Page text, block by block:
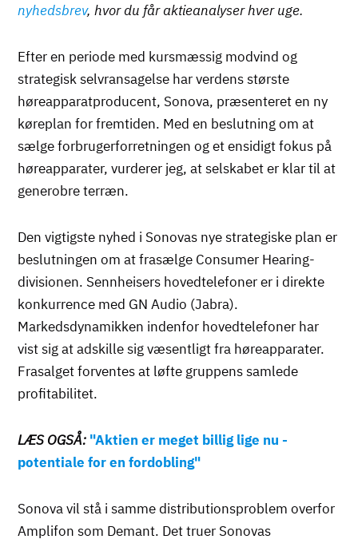
nyhedsbrev, hvor du får aktieanalyser hver uge.
Efter en periode med kursmæssig modvind og
strategisk selvransagelse har verdens største
høreapparatproducent, Sonova, præsenteret en ny
køreplan for fremtiden. Med en beslutning om at
sælge forbrugerforretningen og et ensidigt fokus på
høreapparater, vurderer jeg, at selskabet er klar til at
generobre terræn.
Den vigtigste nyhed i Sonovas nye strategiske plan er
beslutningen om at frasælge Consumer Hearing-
divisionen. Sennheisers hovedtelefoner er i direkte
konkurrence med GN Audio (Jabra).
Markedsdynamikken indenfor hovedtelefoner har
vist sig at adskille sig væsentligt fra høreapparater.
Frasalget forventes at løfte gruppens samlede
profitabilitet.
LÆS OGSÅ: "Aktien er meget billig lige nu -
potentiale for en fordobling"
Sonova vil stå i samme distributionsproblem overfor
Amplifon som Demant. Det truer Sonovas